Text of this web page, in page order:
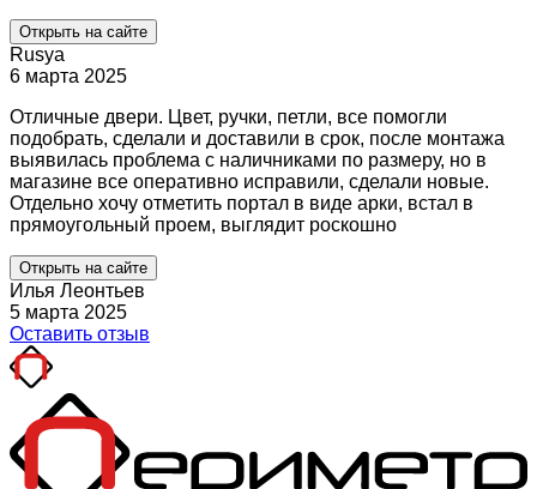
Открыть на сайте
Rusya
6 марта 2025
Отличные двери. Цвет, ручки, петли, все помогли
подобрать, сделали и доставили в срок, после монтажа
выявилась проблема с наличниками по размеру, но в
магазине все оперативно исправили, сделали новые.
Отдельно хочу отметить портал в виде арки, встал в
прямоугольный проем, выглядит роскошно
Открыть на сайте
Илья Леонтьев
5 марта 2025
Оставить отзыв